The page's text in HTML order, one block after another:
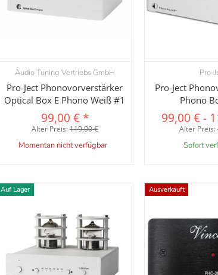
Vorschau
Audio Tuning Vertriebs GmbH
Pro-Ject Phonovorverstärker
Optical Box E Phono Weiß #1
99,00 € *
Alter Preis:119,00 €
Momentan nicht verfügbar
Pro-
Pro-Ject
Phono
99,00 €-
Alter Preis:
Sofort
Auf Lager Ausverkauft